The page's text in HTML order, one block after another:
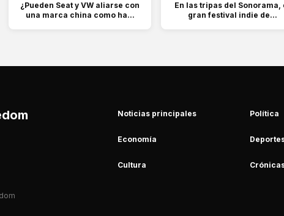
¿Pueden Seat y VW aliarse con
una marca china como ha...
En las tripas del Sonorama,
gran festival indie de...
Noticias principales Política
Economía
Cultura